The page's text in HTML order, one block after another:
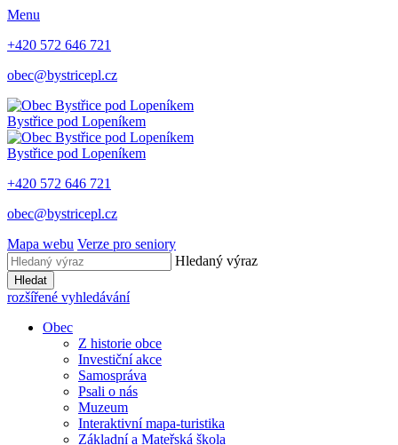
Menu
+420 572 646 721
obec@bystricepl.cz
Bystřice pod Lopeníkem
Bystřice pod Lopeníkem
+420 572 646 721
obec@bystricepl.cz
Mapa webu Verze pro seniory
Hledaný výraz
Hledat
rozšířené vyhledávání
Obec
Z historie obce
Investiční akce
Samospráva
Psali o nás
Muzeum
Interaktivní mapa-turistika
Základní a Mateřská škola